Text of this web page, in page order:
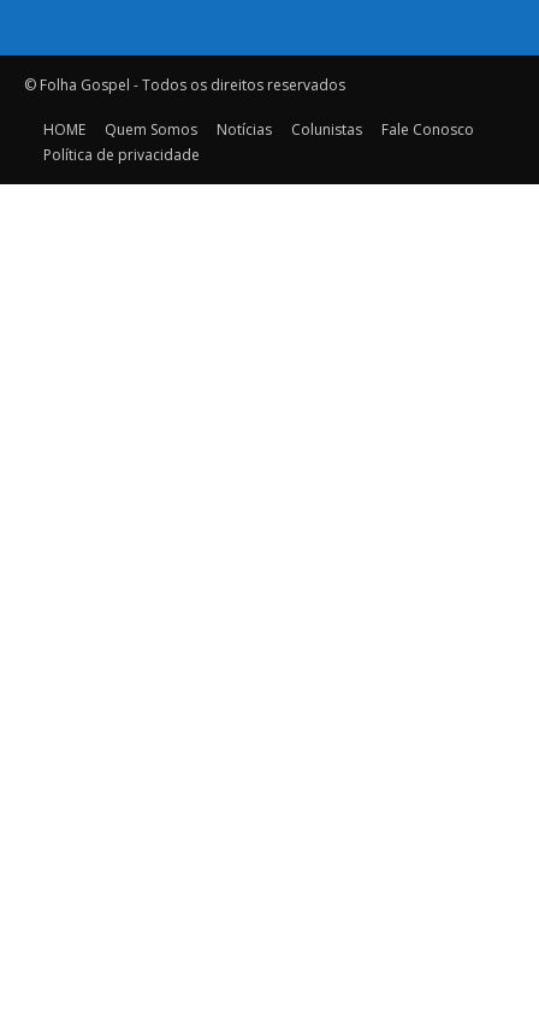
© Folha Gospel - Todos os direitos reservados
HOME Quem Somos Notícias Colunistas
Fale Conosco
Política de privacidade